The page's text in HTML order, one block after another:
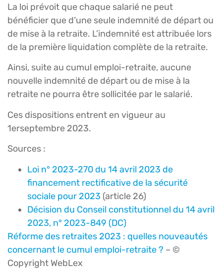
La loi prévoit que chaque salarié ne peut
bénéficier que d’une seule indemnité de départ ou
de mise à la retraite. L’indemnité est attribuée lors
de la première liquidation complète de la retraite.
Ainsi, suite au cumul emploi-retraite, aucune
nouvelle indemnité de départ ou de mise à la
retraite ne pourra être sollicitée par le salarié.
Ces dispositions entrent en vigueur au
1erseptembre 2023.
Sources :
Loi n° 2023-270 du 14 avril 2023 de
financement rectificative de la sécurité
sociale pour 2023 (article 26)
Décision du Conseil constitutionnel du 14 avril
2023, n° 2023-849 (DC)
Réforme des retraites 2023 : quelles nouveautés
concernant le cumul emploi-retraite ? – ©
Copyright WebLex